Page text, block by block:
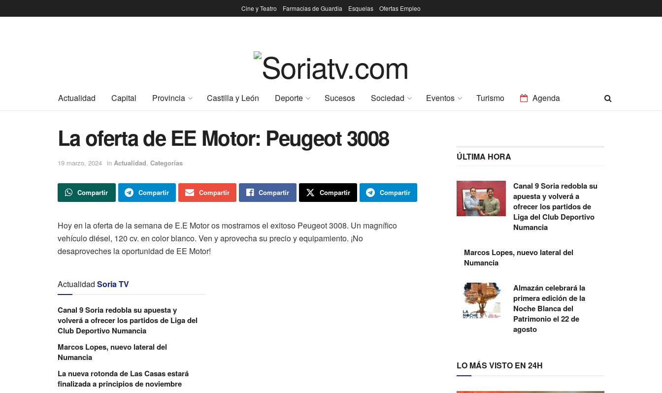
Cine y Teatro Farmacias de Guardia Esquelas Ofertas Empleo
Actualidad Capital Provincia Castilla y León Deporte Sucesos Sociedad Eventos Turismo Agenda
La oferta de EE Motor: Peugeot 3008
19 marzo, 2024 in Actualidad, Categorías
Compartir Compartir Compartir Compartir Compartir Compartir
Hoy en la oferta de la semana de E.E Motor os mostramos el exitoso Peugeot 3008. Un magnífico
vehículo diésel, 120 cv. en color blanco. Ven y aprovecha su precio y equipamiento. ¡No
desaproveches la oportunidad de EE Motor!
Actualidad Soria TV
Canal 9 Soria redobla su apuesta y
volverá a ofrecer los partidos de Liga del
Club Deportivo Numancia
Marcos Lopes, nuevo lateral del
Numancia
La nueva rotonda de Las Casas estará
finalizada a principios de noviembre
ÚLTIMA HORA
Canal 9 Soria redobla su
apuesta y volverá a
ofrecer los partidos de
Liga del Club Deportivo
Numancia
Marcos Lopes, nuevo lateral del
Numancia
Almazán celebrará la
primera edición de la
Noche Blanca del
Patrimonio el 22 de
agosto
LO MÁS VISTO EN 24H